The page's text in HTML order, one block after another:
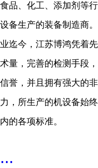
食品、化工、添加剂等
设备生产的装备制造商
业迄今，江苏博鸿凭着
术量，完善的检测手段
信誉，并且拥有强大的
力，所生产的机设备始
内的各项标准。
...